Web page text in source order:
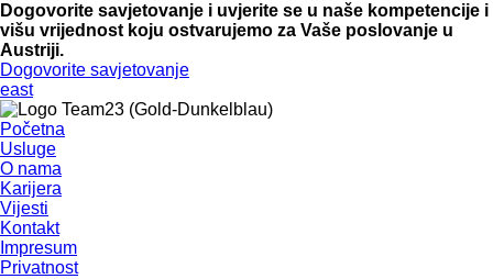
Dogovorite savjetovanje i uvjerite se u naše kompetencije i
višu vrijednost koju ostvarujemo za Vaše poslovanje u
Austriji.
Dogovorite savjetovanje
east
Početna
Usluge
O nama
Karijera
Vijesti
Kontakt
Impresum
Privatnost